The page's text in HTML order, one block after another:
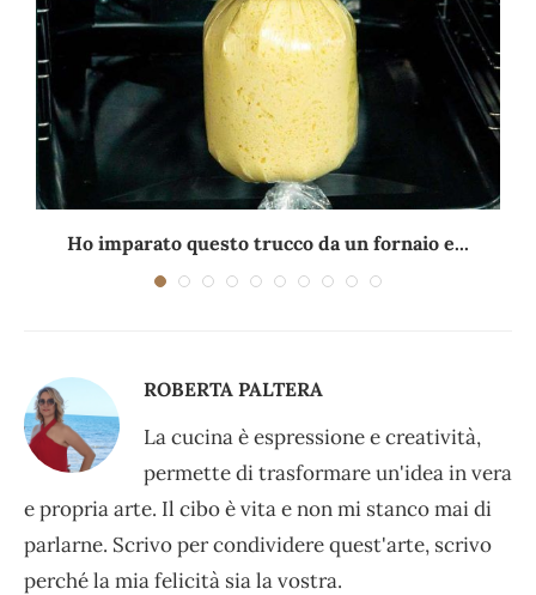
Ho imparato questo trucco da un fornaio e...
ROBERTA PALTERA
La cucina è espressione e creatività,
permette di trasformare un'idea in vera
e propria arte. Il cibo è vita e non mi stanco mai di
parlarne. Scrivo per condividere quest'arte, scrivo
perché la mia felicità sia la vostra.